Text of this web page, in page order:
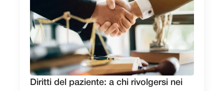
Diritti del paziente: a chi rivolgersi nei